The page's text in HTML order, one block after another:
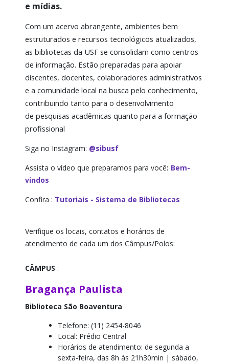
Dicas e Outros Serviços
Diretrizes do SIBUSF
E-Books
Histórico
Obras Raras
Portal de Periódicos CAPES
Sites Relacionados
e mídias.
Com um acervo abrangente, ambientes bem
estruturados e recursos tecnológicos atualizados,
as bibliotecas da USF se consolidam como centros
de informação. Estão preparadas para apoiar
discentes, docentes, colaboradores administrativos
e a comunidade local na busca pelo conhecimento,
contribuindo tanto para o desenvolvimento
de pesquisas acadêmicas quanto para a formação
profissional
Siga no Instagram: @sibusf
Assista o vídeo que preparamos para você: Bem-
vindos
Confira : Tutoriais - Sistema de Bibliotecas
Verifique os locais, contatos e horários de
atendimento de cada um dos Câmpus/Polos:
CÂMPUS :
Bragança Paulista
Biblioteca São Boaventura
Telefone: (11) 2454-8046
Local: Prédio Central
Horários de atendimento: de segunda a
sexta-feira, das 8h às 21h30min | sábado,